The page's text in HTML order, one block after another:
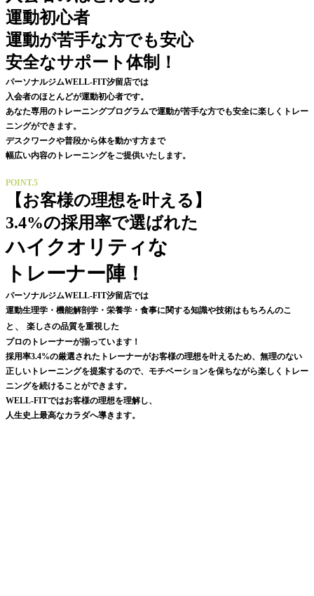
運動初心者
運動が苦手な方でも安心
安全なサポート体制！
パーソナルジムWELL-FIT汐留店では
入会者のほとんどが運動初心者です。
あなた専用のトレーニングプログラムで運動が苦手な方でも安全に楽しくトレー
ニングができます。
デスクワークや普段から体を動かす方まで
幅広い内容のトレーニングをご提供いたします。
POINT.5
【お客様の理想を叶える】
3.4%の採用率で選ばれた
ハイクオリティな
トレーナー陣！
パーソナルジムWELL-FIT汐留店では
運動生理学・ 機能解剖学 ・栄養学・食事に関する知識や技術はもちろんのこ
と 、
楽しさの品質を重視した
プロのトレーナーが揃っています！
採用率3.4%の厳選されたトレーナーがお客様の理想を叶えるため、無理のない
正しいトレーニングを提案するので、モチベーションを保ちながら楽しくトレー
ニングを続けることができます。
WELL-FITではお客様の理想を理解し、
人生史上最高なカラダへ導きます。